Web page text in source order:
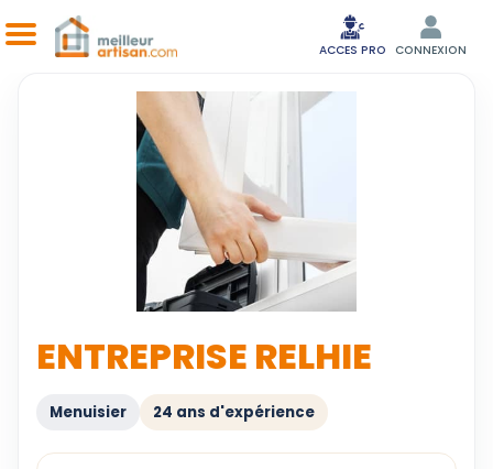
ACCES PRO CONNEXION
ENTREPRISE RELHIE
Menuisier 24 ans d'expérience